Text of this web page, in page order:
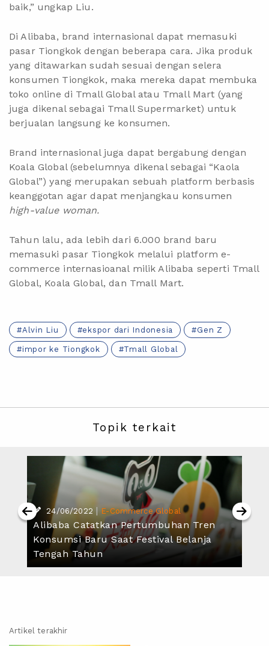
baik,” ungkap Liu.
Di Alibaba, brand internasional dapat memasuki
pasar Tiongkok dengan beberapa cara. Jika produk
yang ditawarkan sudah sesuai dengan selera
konsumen Tiongkok, maka mereka dapat membuka
toko online di Tmall Global atau Tmall Mart (yang
juga dikenal sebagai Tmall Supermarket) untuk
berjualan langsung ke konsumen.
Brand internasional juga dapat bergabung dengan
Koala Global (sebelumnya dikenal sebagai “Kaola
Global”) yang merupakan sebuah platform berbasis
keanggotan agar dapat menjangkau konsumen
high-value woman.
Tahun lalu, ada lebih dari 6.000 brand baru
memasuki pasar Tiongkok melalui platform e-
commerce internasioanal milik Alibaba seperti Tmall
Global, Koala Global, dan Tmall Mart.
Alvin Liu ekspor dari Indonesia Gen Z
impor ke Tiongkok Tmall Global
Topik terkait
24/06/2022 | E-Commerce Global
Alibaba Catatkan Pertumbuhan Tren
Konsumsi Baru Saat Festival Belanja
Tengah Tahun
Artikel terakhir